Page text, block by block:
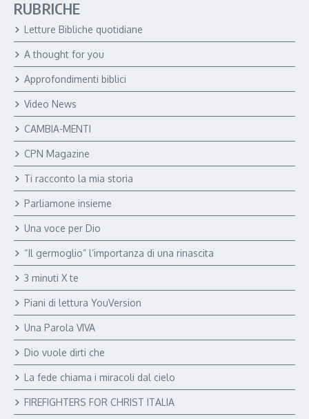
RUBRICHE
Letture Bibliche quotidiane
A thought for you
Approfondimenti biblici
Video News
CAMBIA-MENTI
CPN Magazine
Ti racconto la mia storia
Parliamone insieme
Una voce per Dio
“Il germoglio” l’importanza di una rinascita
3 minuti X te
Piani di lettura YouVersion
Una Parola VIVA
Dio vuole dirti che
La fede chiama i miracoli dal cielo
FIREFIGHTERS FOR CHRIST ITALIA